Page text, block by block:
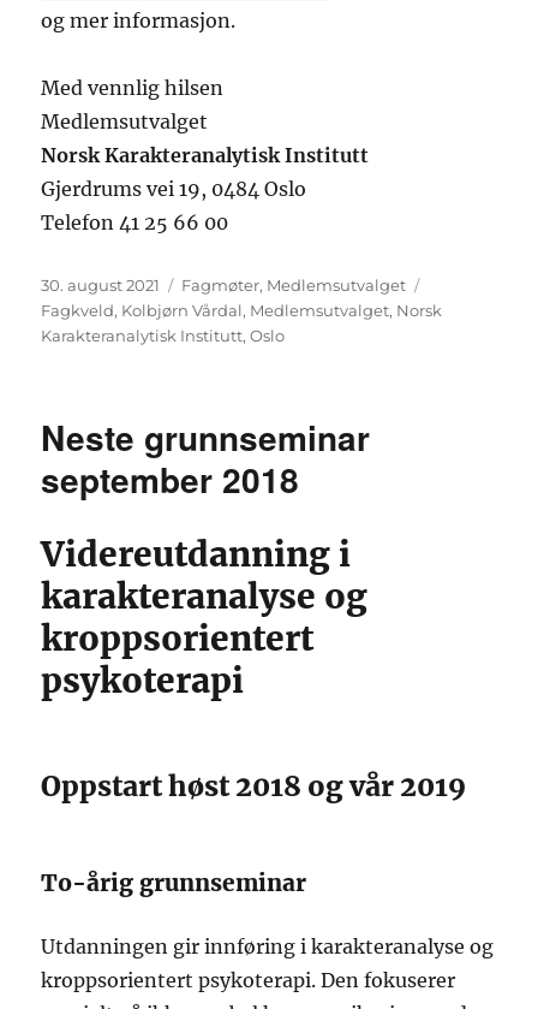
og mer informasjon.
Med vennlig hilsen
Medlemsutvalget
Norsk Karakteranalytisk Institutt
Gjerdrums vei 19, 0484 Oslo
Telefon 41 25 66 00
Publisert
30. august 2021 Kategorier
Fagmøter, Medlemsutvalget
Fagkveld, Kolbjørn Vårdal, Medlemsutvalget, Norsk
Karakteranalytisk Institutt,Oslo
Neste grunnseminar
september 2018
Videreutdanning i
karakteranalyse og
kroppsorientert
psykoterapi
Oppstart høst 2018 og vår 2019
To-årig grunnseminar
Utdanningen gir innføring i karakteranalyse og
kroppsorientert psykoterapi. Den fokuserer